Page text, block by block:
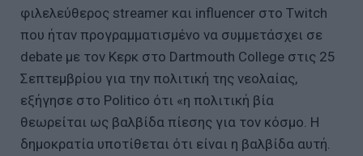
φιλελεύθερος streamer και influencer στο Twitch
που ήταν προγραμματισμένο να συμμετάσχει σε
debate με τον Κερκ στο Dartmouth College στις 25
Σεπτεμβρίου για την πολιτική της νεολαίας,
εξήγησε στο Politico ότι «η πολιτική βία
θεωρείται ως βαλβίδα πίεσης για τον κόσμο. Η
δημοκρατία υποτίθεται ότι είναι η βαλβίδα αυτή.